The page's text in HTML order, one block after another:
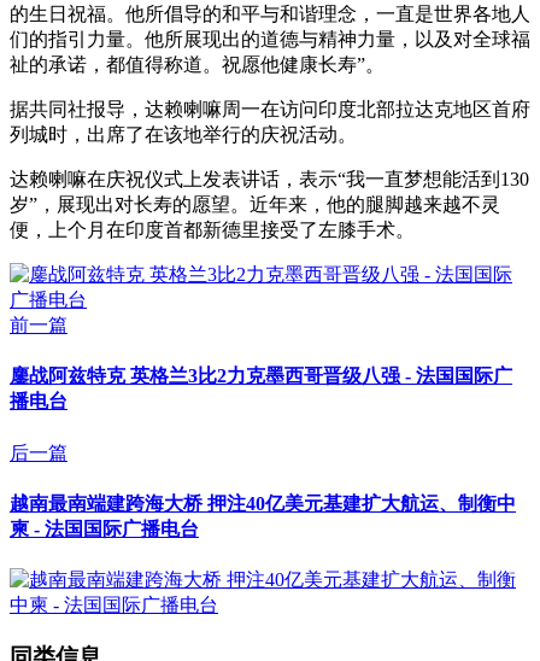
的生日祝福。他所倡导的和平与和谐理念，一直是世界各地人
们的指引力量。他所展现出的道德与精神力量，以及对全球福
祉的承诺，都值得称道。祝愿他健康长寿”。
据共同社报导，达赖喇嘛周一在访问印度北部拉达克地区首府
列城时，出席了在该地举行的庆祝活动。
达赖喇嘛在庆祝仪式上发表讲话，表示“我一直梦想能活到130
岁”，展现出对长寿的愿望。近年来，他的腿脚越来越不灵
便，上个月在印度首都新德里接受了左膝手术。
前一篇
鏖战阿兹特克 英格兰3比2力克墨西哥晋级八强 - 法国国际广
播电台
后一篇
越南最南端建跨海大桥 押注40亿美元基建扩大航运、制衡中
柬 - 法国国际广播电台